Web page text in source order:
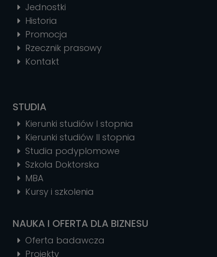
Jednostki
Historia
Promocja
Rzecznik prasowy
Kontakt
STUDIA
Kierunki studiów I stopnia
Kierunki studiów II stopnia
Studia podyplomowe
Szkoła Doktorska
MBA
Kursy i szkolenia
NAUKA I OFERTA DLA BIZNESU
Oferta badawcza
Projekty